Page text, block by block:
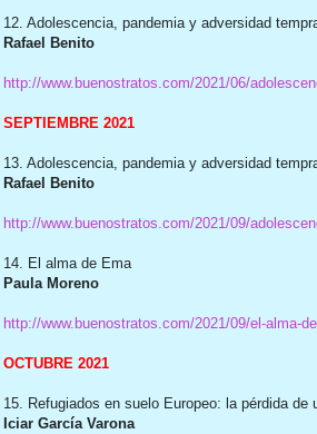
12. Adolescencia, pandemia y adversidad
Rafael Benito
http://www.buenostratos.com/2021/06/
SEPTIEMBRE 2021
13. Adolescencia, pandemia y adversidad
Rafael Benito
http://www.buenostratos.com/2021/09/
14. El alma de Ema
Paula Moreno
http://www.buenostratos.com/2021/09/el-alma-
OCTUBRE 2021
15. Refugiados en suelo Europeo: la pérdida de
Iciar García Varona